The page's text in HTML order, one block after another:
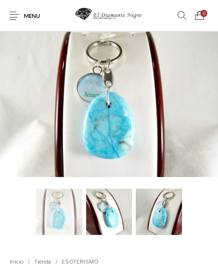
MENU
0
En oferta ! DECORACIÓN
FÓSILES JOYAS
CONSUMO
Inicio / Tienda / ESOTERISMO